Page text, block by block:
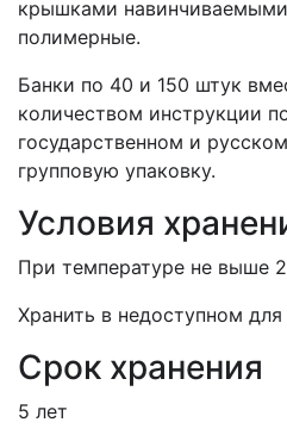
крышками
полимерные.
Банки по 40 и 150 штук
количеством инструкции
государственном и
групповую упаковку.
Условия
При температуре не выше
Хранить в недоступном
Срок хранения
5 лет